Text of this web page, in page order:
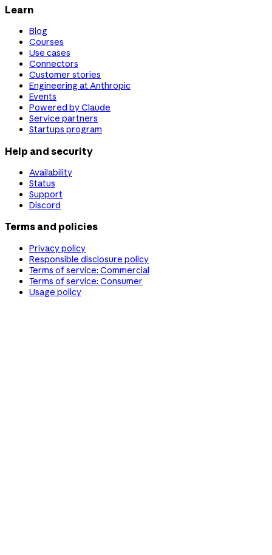
Learn
Blog
Courses
Use cases
Connectors
Customer stories
Engineering at Anthropic
Events
Powered by Claude
Service partners
Startups program
Help and security
Availability
Status
Support
Discord
Terms and policies
Privacy policy
Responsible disclosure policy
Terms of service: Commercial
Terms of service: Consumer
Usage policy